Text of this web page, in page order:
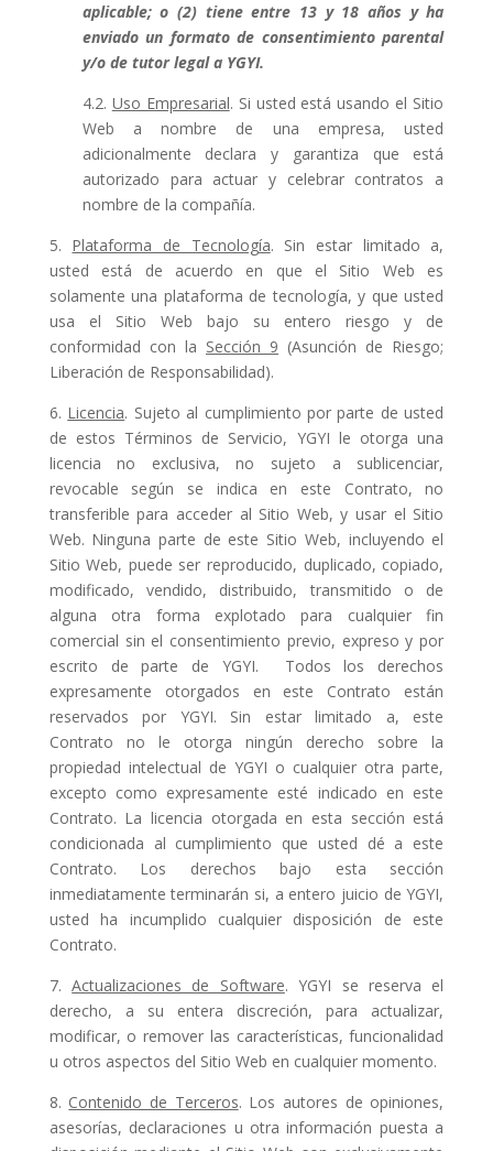
aplicable; o (2) tiene entre 13 y 18 años y ha
enviado un formato de consentimiento parental
y/o de tutor legal a YGYI.
4.2. Uso Empresarial. Si usted está usando el Sitio
Web a nombre de una empresa, usted
adicionalmente declara y garantiza que está
autorizado para actuar y celebrar contratos a
nombre de la compañía.
5. Plataforma de Tecnología. Sin estar limitado a,
usted está de acuerdo en que el Sitio Web es
solamente una plataforma de tecnología, y que usted
usa el Sitio Web bajo su entero riesgo y de
conformidad con la Sección 9 (Asunción de Riesgo;
Liberación de Responsabilidad).
6. Licencia. Sujeto al cumplimiento por parte de usted
de estos Términos de Servicio, YGYI le otorga una
licencia no exclusiva, no sujeto a sublicenciar,
revocable según se indica en este Contrato, no
transferible para acceder al Sitio Web, y usar el Sitio
Web. Ninguna parte de este Sitio Web, incluyendo el
Sitio Web, puede ser reproducido, duplicado, copiado,
modificado, vendido, distribuido, transmitido o de
alguna otra forma explotado para cualquier fin
comercial sin el consentimiento previo, expreso y por
escrito de parte de YGYI. Todos los derechos
expresamente otorgados en este Contrato están
reservados por YGYI. Sin estar limitado a, este
Contrato no le otorga ningún derecho sobre la
propiedad intelectual de YGYI o cualquier otra parte,
excepto como expresamente esté indicado en este
Contrato. La licencia otorgada en esta sección está
condicionada al cumplimiento que usted dé a este
Contrato. Los derechos bajo esta sección
inmediatamente terminarán si, a entero juicio de YGYI,
usted ha incumplido cualquier disposición de este
Contrato.
7.Actualizaciones de Software. YGYI se reserva el
derecho, a su entera discreción, para actualizar,
modificar, o remover las características, funcionalidad
u otros aspectos del Sitio Web en cualquier momento.
8. Contenido de Terceros. Los autores de opiniones,
asesorías, declaraciones u otra información puesta a